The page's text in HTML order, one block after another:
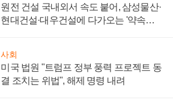
원전 건설 국내외서 속도 붙어, 삼성물산·
현대건설·대우건설에 다가오는 '약속의
사회
미국 법원 "트럼프 정부 풍력 프로젝트 동
결 조치는 위법", 해제 명령 내려